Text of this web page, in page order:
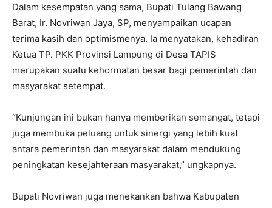
Dalam kesempatan yang sama, Bupati Tulang Bawang
Barat, Ir. Novriwan Jaya, SP, menyampaikan ucapan
terima kasih dan optimismenya. Ia menyatakan, kehadiran
Ketua TP. PKK Provinsi Lampung di Desa TAPIS
merupakan suatu kehormatan besar bagi pemerintah dan
masyarakat setempat.
“Kunjungan ini bukan hanya memberikan semangat, tetapi
juga membuka peluang untuk sinergi yang lebih kuat
antara pemerintah dan masyarakat dalam mendukung
peningkatan kesejahteraan masyarakat,” ungkapnya.
Bupati Novriwan juga menekankan bahwa Kabupaten